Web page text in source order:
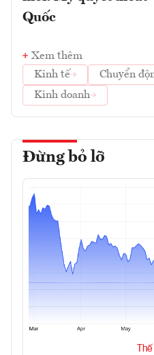
Quốc
Xem thêm
Kinh tế
Chuyển
Kinh doanh
Đừng bỏ lỡ